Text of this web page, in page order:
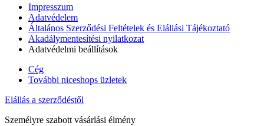
Impresszum
Adatvédelem
Általános Szerződési Feltételek és Elállási Tájékoztató
Akadálymentesítési nyilatkozat
Adatvédelmi beállítások
Cég
További niceshops üzletek
Elállás a szerződéstől
Személyre szabott vásárlási élmény